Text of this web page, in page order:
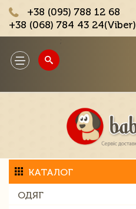
+38 (095) 788 12 68
+38 (068) 784 43 24(Viber)
Toggle
navigation
КАТАЛОГ
ОДЯГ